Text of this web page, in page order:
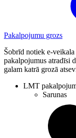
Pakalpojumu grozs
Šobrīd notiek e-veikala
pakalpojumus atradīsi
galam katrā grozā
LMT
Sarunas